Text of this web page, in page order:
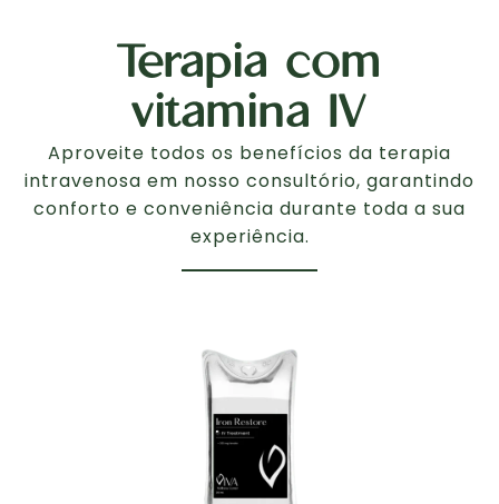
Terapia com
vitamina IV
Aproveite todos os benefícios da terapia
intravenosa em nosso consultório, garantindo
conforto e conveniência durante toda a sua
experiência.